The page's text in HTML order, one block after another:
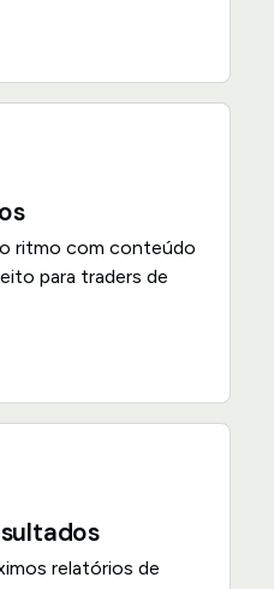
ritmo com conteúdo
para traders de
relatórios de